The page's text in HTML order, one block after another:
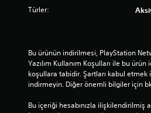
Türler:
Bu ürünün indirilmesi, PlayStation
Yazılım Kullanım Koşulları ile bu
koşullara tabidir. Şartları kabul etmek
indirmeyin. Diğer önemli bilgiler için
Bu içeriği hesabınızla ilişkilendirilmiş